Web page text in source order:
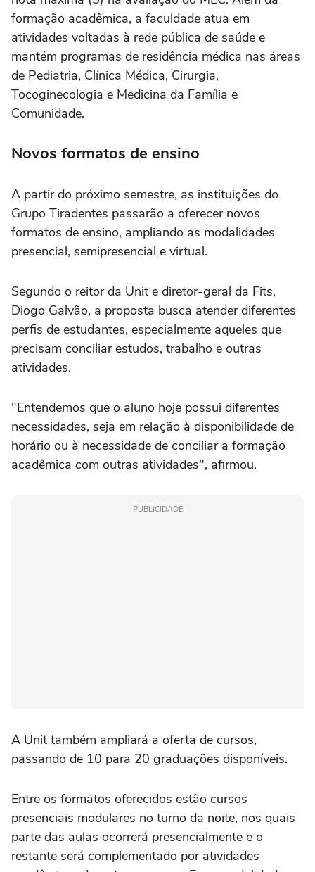
formação acadêmica, a faculdade atua em
atividades voltadas à rede pública de saúde e
mantém programas de residência médica nas áreas
de Pediatria, Clínica Médica, Cirurgia,
Tocoginecologia e Medicina da Família e
Comunidade.
Novos formatos de ensino
A partir do próximo semestre, as instituições do
Grupo Tiradentes passarão a oferecer novos
formatos de ensino, ampliando as modalidades
presencial, semipresencial e virtual.
Segundo o reitor da Unit e diretor-geral da Fits,
Diogo Galvão, a proposta busca atender diferentes
perfis de estudantes, especialmente aqueles que
precisam conciliar estudos, trabalho e outras
atividades.
"Entendemos que o aluno hoje possui diferentes
necessidades, seja em relação à disponibilidade de
horário ou à necessidade de conciliar a formação
acadêmica com outras atividades", afirmou.
PUBLICIDADE
A Unit também ampliará a oferta de cursos,
passando de 10 para 20 graduações disponíveis.
Entre os formatos oferecidos estão cursos
presenciais modulares no turno da noite, nos quais
parte das aulas ocorrerá presencialmente e o
restante será complementado por atividades